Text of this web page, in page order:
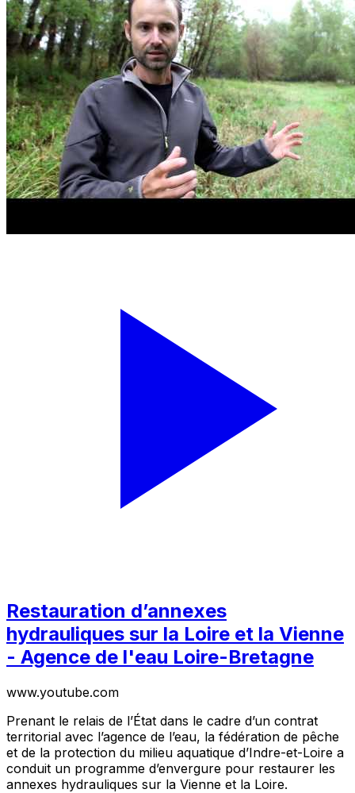
Restauration d’annexes
hydrauliques sur la Loire et la Vienne
- Agence de l'eau Loire-Bretagne
www.youtube.com
Prenant le relais de l’État dans le cadre d’un contrat
territorial avec l’agence de l’eau, la fédération de pêche
et de la protection du milieu aquatique d’Indre-et-Loire a
conduit un programme d’envergure pour restaurer les
annexes hydrauliques sur la Vienne et la Loire.